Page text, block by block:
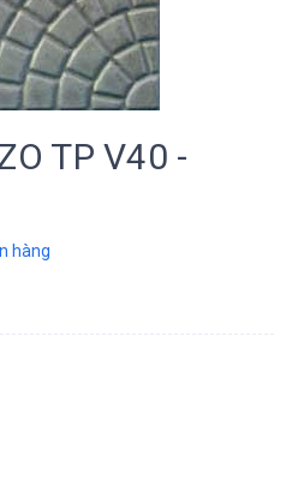
TP V40 -
hàng